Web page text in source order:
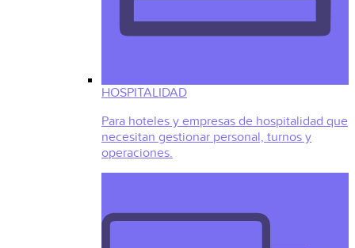
HOSPITALIDAD
Para hoteles y empresas de hospitalidad que
necesitan gestionar personal, turnos y
operaciones.